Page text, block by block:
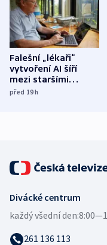
Falešní „lékaři“
vytvoření AI šíří
mezi staršími
Poláky nebezpečné
před 19h
Divácké centrum
každý všední den:
261 136 113